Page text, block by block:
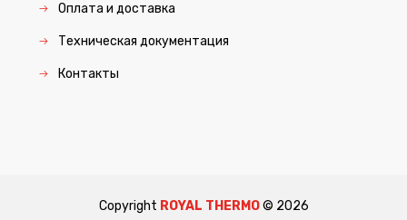
Оплата и доставка
Техническая документация
Контакты
Copyright ROYAL THERMO© 2026